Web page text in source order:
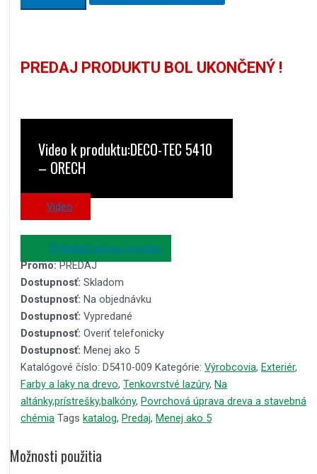
PREDAJ PRODUKTU BOL UKONČENÝ !
Video k produktu:DECO-TEC 5410
– ORECH
Video
Vyžiadať cenovú ponuku
Promo:PREDAJ
Dostupnosť: Skladom
Dostupnosť: Na objednávku
Dostupnosť: Vypredané
Dostupnosť: Overiť telefonicky
Dostupnosť: Menej ako 5
Katalógové číslo: D5410-009 Kategórie: Výrobcovia, Exteriér,
Farby a laky na drevo, Tenkovrstvé lazúry, Na
altánky,prístrešky,balkóny, Povrchová úprava dreva a stavebná
chémia Tags katalog, Predaj, Menej ako 5
Možnosti použitia